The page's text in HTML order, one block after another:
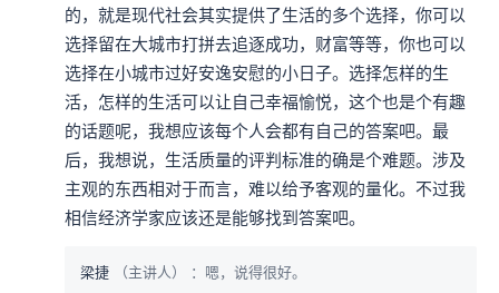
的，就是现代社会其实提供了生活的多个选择，你可以
选择留在大城市打拼去追逐成功，财富等等，你也可以
选择在小城市过好安逸安慰的小日子。选择怎样的生
活，怎样的生活可以让自己幸福愉悦，这个也是个有趣
的话题呢，我想应该每个人会都有自己的答案吧。最
后，我想说，生活质量的评判标准的确是个难题。涉及
主观的东西相对于而言，难以给予客观的量化。不过我
相信经济学家应该还是能够找到答案吧。
梁捷 （主讲人）
：嗯，说得很好。